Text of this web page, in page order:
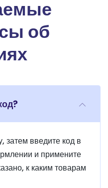
об
затем введите код в
и примените
к каким товарам